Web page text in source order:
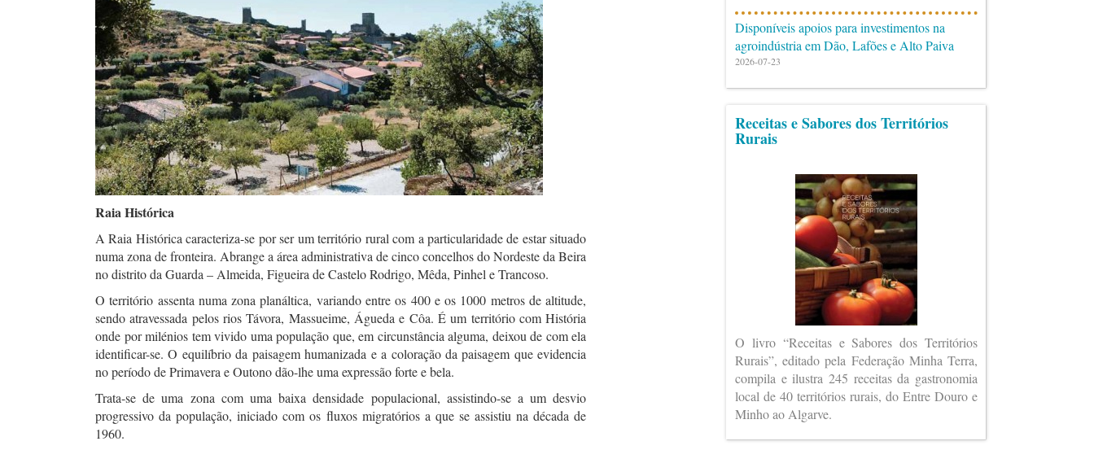
Raia Histórica
A Raia Histórica caracteriza-se por ser um território rural com a particularidade de estar situado
numa zona de fronteira. Abrange a área administrativa de cinco concelhos do Nordeste da Beira
no distrito da Guarda – Almeida, Figueira de Castelo Rodrigo, Mêda, Pinhel e Trancoso.
O território assenta numa zona planáltica, variando entre os 400 e os 1000 metros de altitude,
sendo atravessada pelos rios Távora, Massueime, Águeda e Côa. É um território com História
onde por milénios tem vivido uma população que, em circunstância alguma, deixou de com ela
identificar-se. O equilíbrio da paisagem humanizada e a coloração da paisagem que evidencia
no período de Primavera e Outono dão-lhe uma expressão forte e bela.
Trata-se de uma zona com uma baixa densidade populacional, assistindo-se a um desvio
progressivo da população, iniciado com os fluxos migratórios a que se assistiu na década de
1960.
Disponíveis apoios para investimentos na
agroindústria em Dão, Lafões e Alto Paiva
2026-07-23
Receitas e Sabores dos Territórios
Rurais
O livro “Receitas e Sabores dos Territórios
Rurais”, editado pela Federação Minha Terra,
compila e ilustra 245 receitas da gastronomia
local de 40 territórios rurais, do Entre Douro e
Minho ao Algarve.